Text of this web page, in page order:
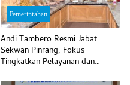
Pemerintahan
Andi Tambero Resmi Jabat
Sekwan Pinrang, Fokus
Tingkatkan Pelayanan dan